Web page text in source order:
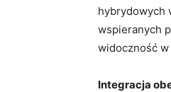
hybrydowych
wspieranych
widoczność
Integracja